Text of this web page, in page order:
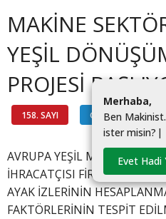
MAKİNE
YEŞİL
PROJESİ
158. SAYI GÜNDEM #
Merhaba,
Ben Makinist.
ister misin? |
Evet Hadi
AVRUPA YEŞİL MUTABAKATI
İHRACATÇISI FİRMALARIN
AYAK İZLERİNİN
FAKTÖRLERİNİN TESPİT